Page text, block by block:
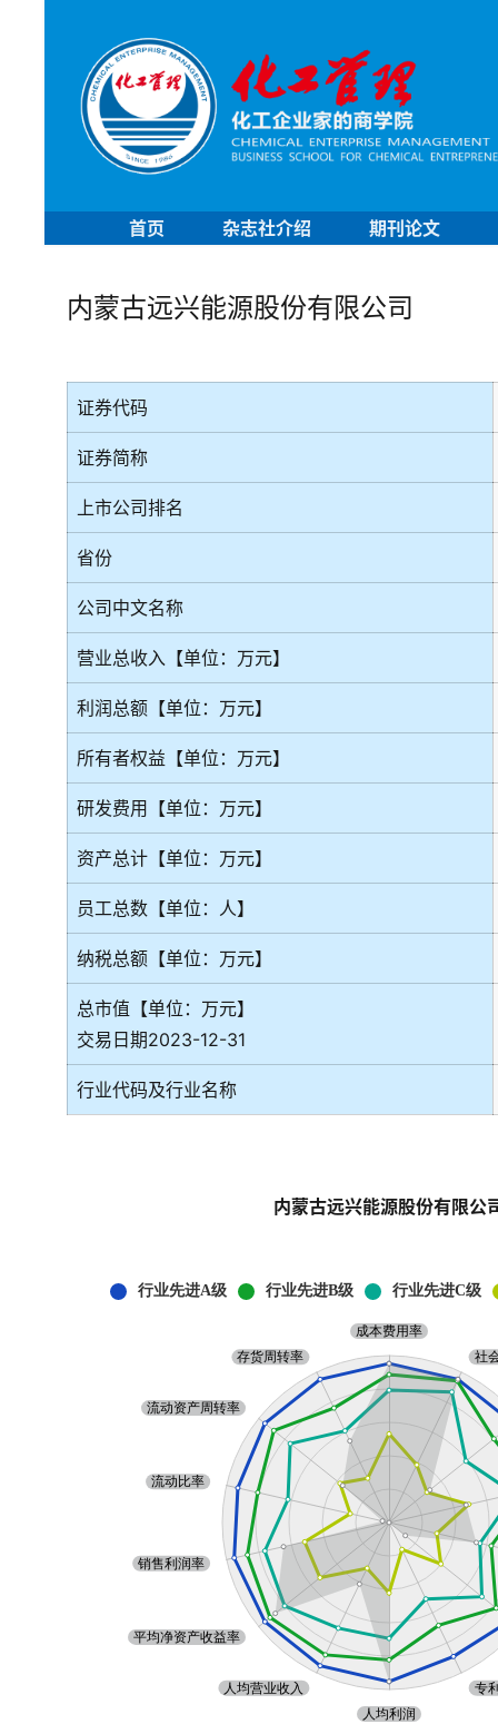
首页 杂志社介绍 期刊论文
内蒙古远兴能源股份有限公司
证券代码
证券简称
上市公司排名
省份
公司中文名称
营业总收入【单位：万元】
利润总额【单位：万元】
所有者权益【单位：万元】
研发费用【单位：万元】
资产总计【单位：万元】
员工总数【单位：人】
纳税总额【单位：万元】
总市值【单位：万元】
交易日期2023-12-31
行业代码及行业名称
内蒙古远兴能源股份有限公